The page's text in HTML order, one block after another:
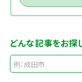
どんな記事をお探